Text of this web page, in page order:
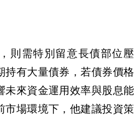
則需特別留意長債部位壓
持有大量債券，若債券價格
未來資金運用效率與股息能
市場環境下，他建議投資策